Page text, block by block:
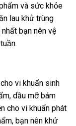
và sức khỏe
lau khử trùng
bạn nên vệ
vi khuẩn sinh
dầu mỡ bám
cho vi khuẩn phát
bạn nên khử